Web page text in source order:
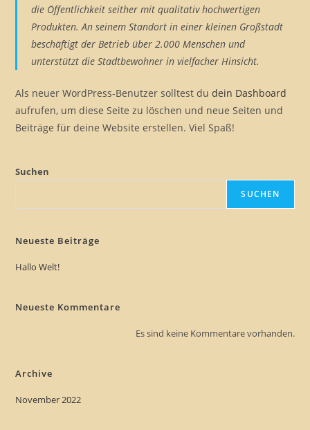
die Öffentlichkeit seither mit qualitativ hochwertigen
Produkten. An seinem Standort in einer kleinen Großstadt
beschäftigt der Betrieb über 2.000 Menschen und
unterstützt die Stadtbewohner in vielfacher Hinsicht.
Als neuer WordPress-Benutzer solltest dudein Dashboard
aufrufen, um diese Seite zu löschen und neue Seiten und
Beiträge für deine Website erstellen. Viel Spaß!
Suchen
SUCHEN
Neueste Beiträge
Hallo Welt!
Neueste Kommentare
Es sind keine Kommentare vorhanden.
Archive
November 2022